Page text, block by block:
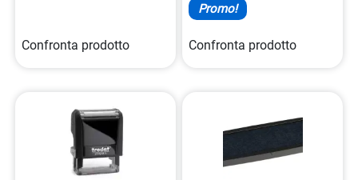
Confronta prodotto
Promo!
Confronta prodotto